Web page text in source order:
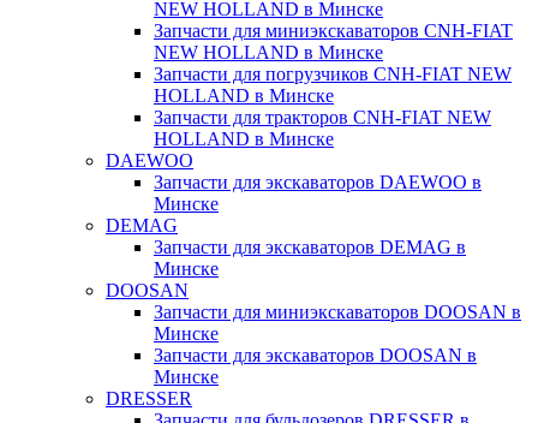
NEW HOLLAND в Минске
Запчасти для миниэкскаваторов CNH-FIAT
NEW HOLLAND в Минске
Запчасти для погрузчиков CNH-FIAT NEW
HOLLAND в Минске
Запчасти для тракторов CNH-FIAT NEW
HOLLAND в Минске
DAEWOO
Запчасти для экскаваторов DAEWOO в
Минске
DEMAG
Запчасти для экскаваторов DEMAG в
Минске
DOOSAN
Запчасти для миниэкскаваторов DOOSAN в
Минске
Запчасти для экскаваторов DOOSAN в
Минске
DRESSER